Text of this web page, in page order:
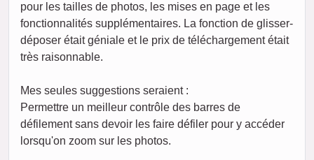
pour les tailles de photos, les mises en page et les
fonctionnalités supplémentaires. La fonction de glisser-
déposer était géniale et le prix de téléchargement était
très raisonnable.
Mes seules suggestions seraient :
Permettre un meilleur contrôle des barres de
défilement sans devoir les faire défiler pour y accéder
lorsqu'on zoom sur les photos.